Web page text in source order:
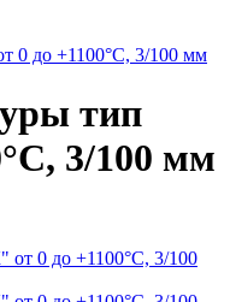
0 до +1100°C, 3/100 мм
тип
3/100 мм